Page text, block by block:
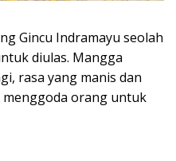
Gincu Indramayu seolah
diulas. Mangga
rasa yang manis dan
orang untuk